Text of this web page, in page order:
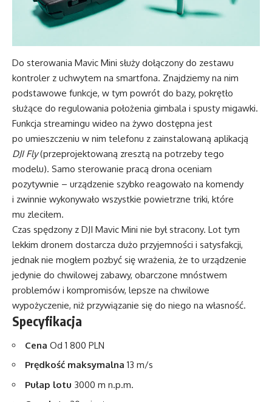
Do sterowania Mavic Mini służy dołączony do zestawu
kontroler z uchwytem na smartfona. Znajdziemy na nim
podstawowe funkcje, w tym powrót do bazy, pokrętło
służące do regulowania położenia gimbala i spusty migawki.
Funkcja streamingu wideo na żywo dostępna jest
po umieszczeniu w nim telefonu z zainstalowaną aplikacją
DJI Fly(przeprojektowaną zresztą na potrzeby tego
modelu). Samo sterowanie pracą drona oceniam
pozytywnie – urządzenie szybko reagowało na komendy
i zwinnie wykonywało wszystkie powietrzne triki, które
mu zleciłem.
Czas spędzony z DJI Mavic Mini nie był stracony. Lot tym
lekkim dronem dostarcza dużo przyjemności i satysfakcji,
jednak nie mogłem pozbyć się wrażenia, że to urządzenie
jedynie do chwilowej zabawy, obarczone mnóstwem
problemów i kompromisów, lepsze na chwilowe
wypożyczenie, niż przywiązanie się do niego na własność.
Specyfikacja
Cena Od 1 800 PLN
Prędkość maksymalna 13 m/s
Pułap lotu 3000 m n.p.m.